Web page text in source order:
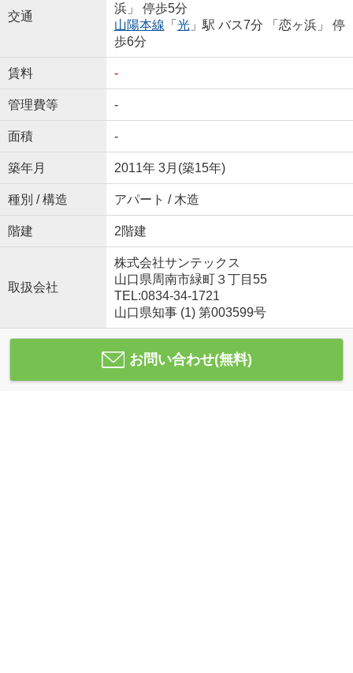
交通
浜」 停歩5分
山陽本線 「 光」駅 バス7分 「恋ヶ浜」 停
歩6分
賃料 -
管理費等 -
面積 -
築年月 2011年 3月(築15年)
種別 / 構造 アパート / 木造
階建 2階建
取扱会社
株式会社サンテックス
山口県周南市緑町３丁目55
TEL:0834-34-1721
山口県知事 (1) 第003599号
お問い合わせ(無料)